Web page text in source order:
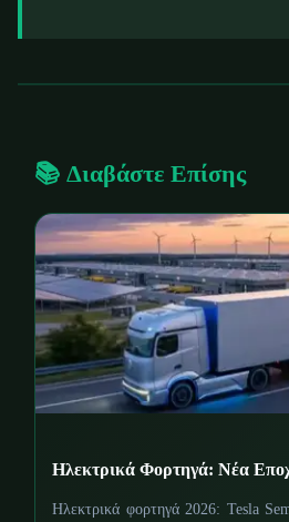
📚 Διαβάστε Επίσης
Ηλεκτρικά Φορτηγά: Νέα
Ηλεκτρικά φορτηγά 2026: Tesla